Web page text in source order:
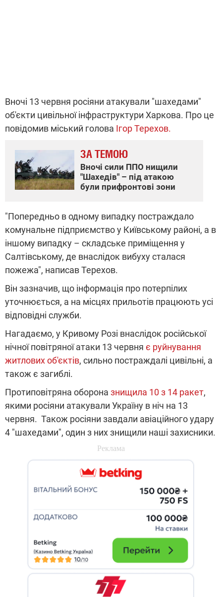
Вночі 13 червня росіяни атакували "шахедами"
об'єкти цивільної інфраструктури Харкова. Про це
повідомив міський голова Ігор Терехов.
ЗА ТЕМОЮ
Вночі сили ППО нищили
"Шахедів" – під атакою
були прифронтові зони
"Попередньо в одному випадку постраждало
комунальне підприємство у Київському районі, а в
іншому випадку – складське приміщення у
Салтівському, де внаслідок вибуху сталася
пожежа", написав Терехов.
Він зазначив, що інформація про потерпілих
уточнюється, а на місцях прильотів працюють усі
відповідні служби.
Нагадаємо, у Кривому Розі внаслідок російської
нічної повітряної атаки 13 червня є руйнування
житлових об'єктів, сильно постраждалі цивільні, а
також є загиблі.
Протиповітряна оборона знищила 10 з 14 ракет,
якими росіяни атакували Україну в ніч на 13
червня. Також росіяни завдали авіаційного удару
4 "шахедами", один з них знищили наші захисники.